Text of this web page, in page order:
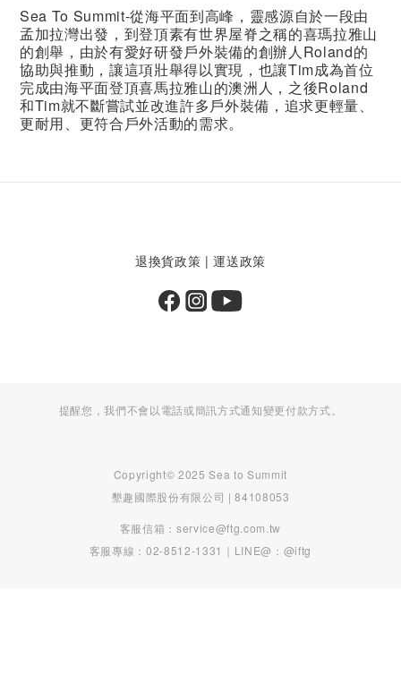
Sea To Summit-從海平面到高峰，靈感源自於一段由
孟加拉灣出發，到登頂素有世界屋脊之稱的喜瑪拉雅山
的創舉，由於有愛好研發戶外裝備的創辦人Roland的
協助與推動，讓這項壯舉得以實現，也讓Tim成為首位
完成由海平面登頂喜馬拉雅山的澳洲人，之後Roland
和Tim就不斷嘗試並改進許多戶外裝備，追求更輕量、
更耐用、更符合戶外活動的需求。
退換貨政策 |運送政策
提醒您，我們不會以電話或簡訊方式通知變更付款方式。
Copyright© 2025 Sea to Summit
墾趣國際股份有限公司 | 84108053
客服信箱：service@ftg.com.tw
客服專線：02-8512-1331｜LINE@：@iftg